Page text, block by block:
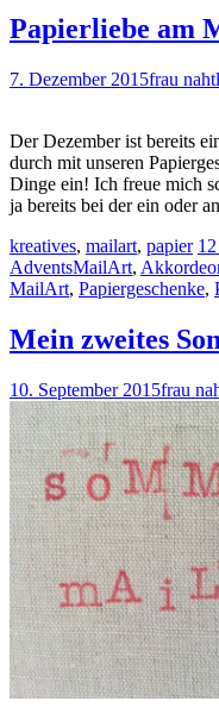
Papierliebe am
7. Dezember 2015frau
Der Dezember ist bereits
durch mit unseren
Dinge ein! Ich freue mich
ja bereits bei der ein oder
kreatives, mailart, papier
AdventsMailArt,
MailArt, Papiergeschenke,
Mein zweites
10. September 2015frau